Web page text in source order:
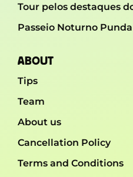
Tour pelos destaques
Passeio Noturno
ABOUT
Tips
Team
About us
Cancellation Policy
Terms and Conditions